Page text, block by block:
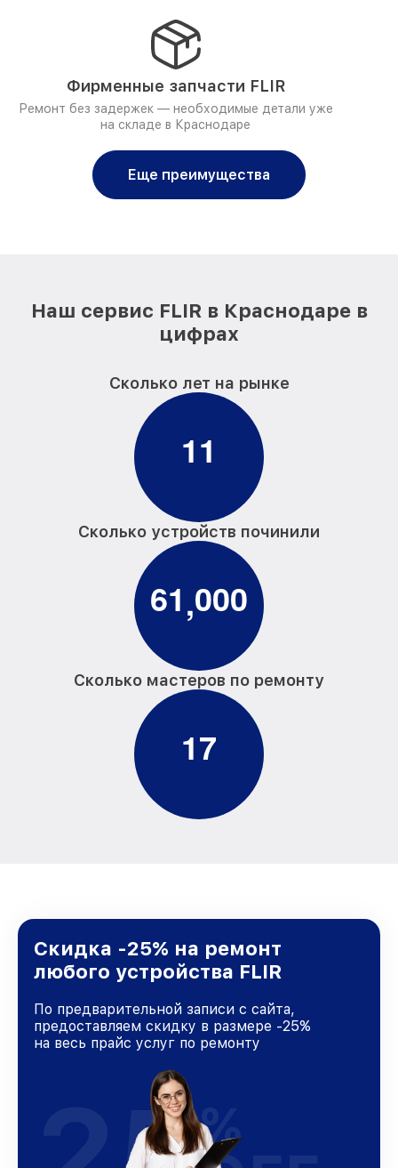
Фирменные запчасти FLIR
Ремонт без задержек — необходимые детали уже
на складе в Краснодаре
Еще преимущества
Наш сервис FLIR в Краснодаре в
цифрах
Сколько лет на рынке
11
Сколько устройств починили
61,000
Сколько мастеров по ремонту
17
Скидка -25% на ремонт
любого устройства FLIR
По предварительной записи с сайта,
предоставляем скидку в размере -25%
на весь прайс услуг по ремонту
%